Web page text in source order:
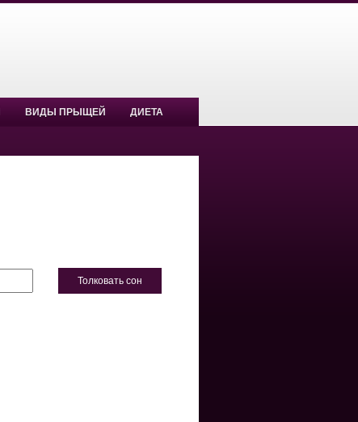
ВИДЫ ПРЫЩЕЙ ДИЕТА
Толковать сон